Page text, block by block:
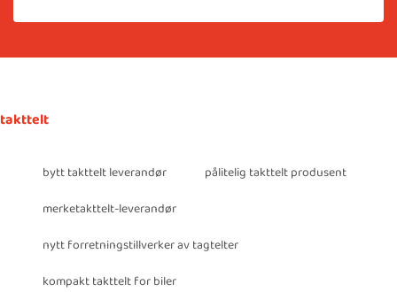
takttelt
bytt takttelt leverandør
pålitelig takttelt produsent
merketakttelt-leverandør
nytt forretningstillverker av tagtelter
kompakt takttelt for biler